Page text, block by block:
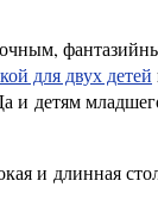
для двух детей
и детям
и длинная